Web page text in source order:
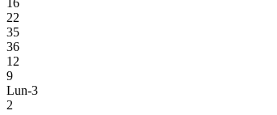
22
35
36
12
9
Lun-3
2